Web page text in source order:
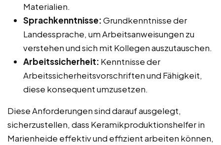
Materialien.
Sprachkenntnisse:Grundkenntnisse der
Landessprache, um Arbeitsanweisungen zu
verstehen und sich mit Kollegen auszutauschen.
Arbeitssicherheit: Kenntnisse der
Arbeitssicherheitsvorschriften und Fähigkeit,
diese konsequent umzusetzen.
Diese Anforderungen sind darauf ausgelegt,
sicherzustellen, dass Keramikproduktionshelfer in
Marienheide effektiv und effizient arbeiten können,